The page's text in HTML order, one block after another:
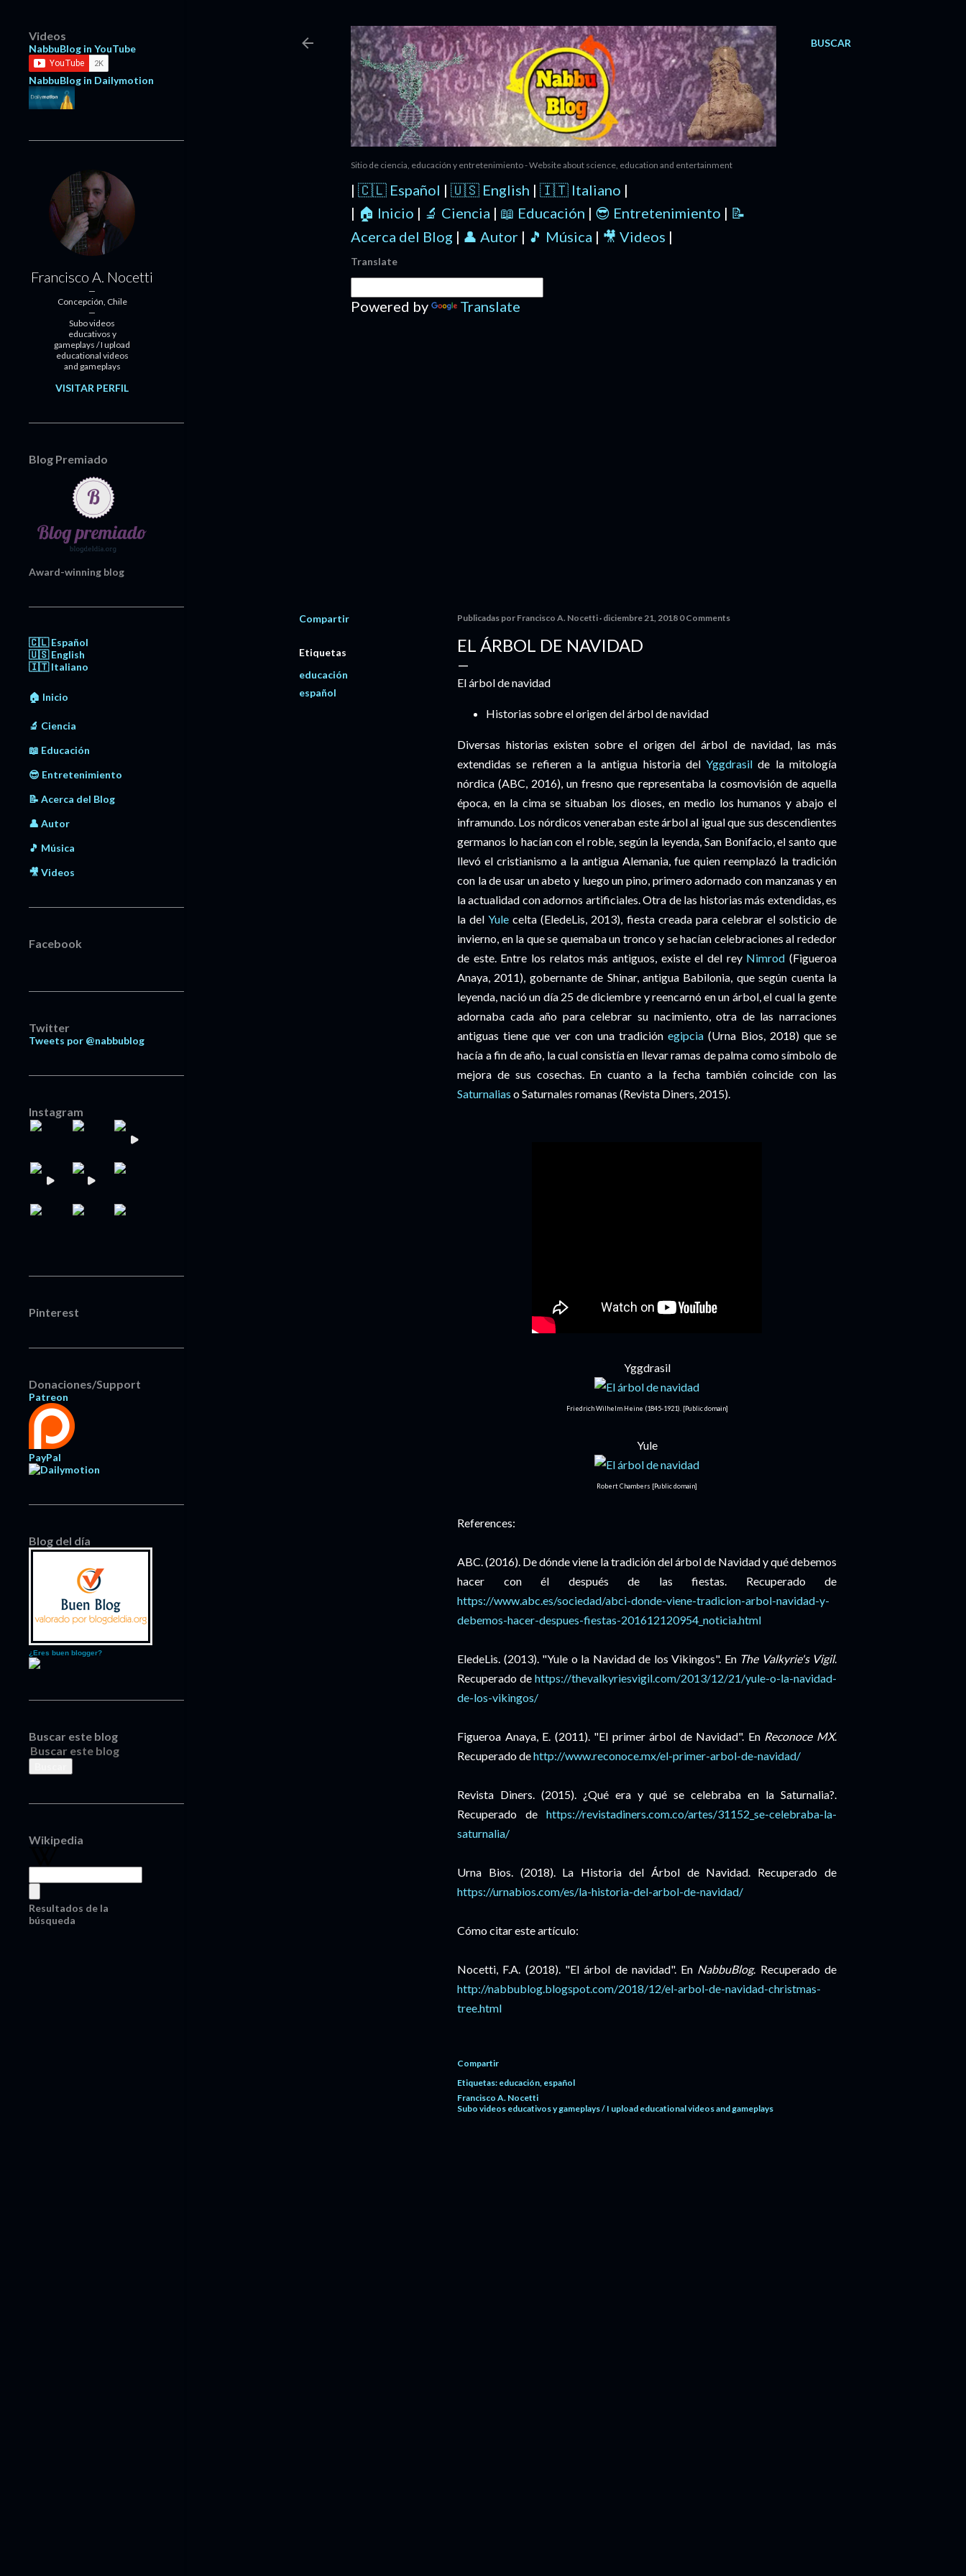
BUSCAR
Sitio de ciencia, educación y entretenimiento - Website about science, education and entertainment
| 🇨🇱 Español | 🇺🇸 English | 🇮🇹 Italiano |
| 🏠 Inicio | 🔬 Ciencia | 📖 Educación | 😎 Entretenimiento | 📝
Acerca del Blog | 👤 Autor | 🎵 Música | 🎥 Videos |
Translate
Powered by Translate
Compartir
Etiquetas
educación
español
Publicadas por Francisco A. Nocetti diciembre 21, 2018 0 Comments
EL ÁRBOL DE NAVIDAD
El árbol de navidad
Historias sobre el origen del árbol de navidad
Diversas historias existen sobre el origen del árbol de navidad, las más
extendidas se refieren a la antigua historia delYggdrasil de la mitología
nórdica (ABC, 2016), un fresno que representaba la cosmovisión de aquella
época, en la cima se situaban los dioses, en medio los humanos y abajo el
inframundo. Los nórdicos veneraban este árbol al igual que sus descendientes
germanos lo hacían con el roble, según la leyenda, San Bonifacio, el santo que
llevó el cristianismo a la antigua Alemania, fue quien reemplazó la tradición
con la de usar un abeto y luego un pino, primero adornado con manzanas y en
la actualidad con adornos artificiales. Otra de las historias más extendidas, es
la delYule celta (EledeLis, 2013), fiesta creada para celebrar el solsticio de
invierno, en la que se quemaba un troncoy se hacían celebraciones al rededor
de este. Entre los relatos más antiguos, existe el del rey Nimrod (Figueroa
Anaya, 2011), gobernante de Shinar, antigua Babilonia, que según cuenta la
leyenda, nació un día 25 de diciembre y reencarnó en un árbol, el cual la gente
adornaba cada año para celebrar su nacimiento, otra de las narraciones
antiguas tiene que ver con una tradiciónegipcia (Urna Bios, 2018) que se
hacía a fin de año, la cual consistía en llevar ramas de palma como símbolo de
mejora de sus cosechas. En cuanto a la fecha también coincide con las
Saturnalias o Saturnales romanas (Revista Diners, 2015).
Yggdrasil
Friedrich Wilhelm Heine (1845-1921). [Public domain]
Yule
Robert Chambers [Public domain]
References:
ABC. (2016). De dónde viene la tradición del árbol de Navidad y qué debemos
hacer con él después de las fiestas. Recuperado de
https://www.abc.es/sociedad/abci-donde-viene-tradicion-arbol-navidad-y-
debemos-hacer-despues-fiestas-201612120954_noticia.html
EledeLis. (2013). "Yule o la Navidad de los Vikingos". En The Valkyrie's Vigil.
Recuperado de https://thevalkyriesvigil.com/2013/12/21/yule-o-la-navidad-
de-los-vikingos/
Figueroa Anaya, E. (2011). "El primer árbol de Navidad". En Reconoce MX.
Recuperado dehttp://www.reconoce.mx/el-primer-arbol-de-navidad/
Revista Diners. (2015). ¿Qué era y qué se celebraba en la Saturnalia?.
Recuperado de https://revistadiners.com.co/artes/31152_se-celebraba-la-
saturnalia/
Urna Bios. (2018). La Historia del Árbol de Navidad. Recuperado de
https://urnabios.com/es/la-historia-del-arbol-de-navidad/
Cómo citar este artículo:
Nocetti, F.A. (2018). "El árbol de navidad". En NabbuBlog. Recuperado de
http://nabbublog.blogspot.com/2018/12/el-arbol-de-navidad-christmas-
tree.html
Compartir
Etiquetas: educación español
Francisco A. Nocetti
Subo videos educativos y gameplays / I upload educational videos and gameplays
Videos
NabbuBlog in YouTube
NabbuBlog in Dailymotion
Francisco A. Nocetti
Concepción, Chile
Subo videos
educativos y
gameplays / I upload
educational videos
and gameplays
VISITAR PERFIL
Blog Premiado
Award-winning blog
🇨🇱 Español
🇺🇸 English
🇮🇹 Italiano
🏠 Inicio
🔬 Ciencia
📖 Educación
😎 Entretenimiento
📝 Acerca del Blog
👤 Autor
🎵 Música
🎥 Videos
Facebook
Twitter
Tweets por @nabbublog
Instagram
Pinterest
Donaciones/Support
Patreon
PayPal
Blog del día
¿Eres buen blogger?
Buscar este blog
Wikipedia
Resultados de la
búsqueda